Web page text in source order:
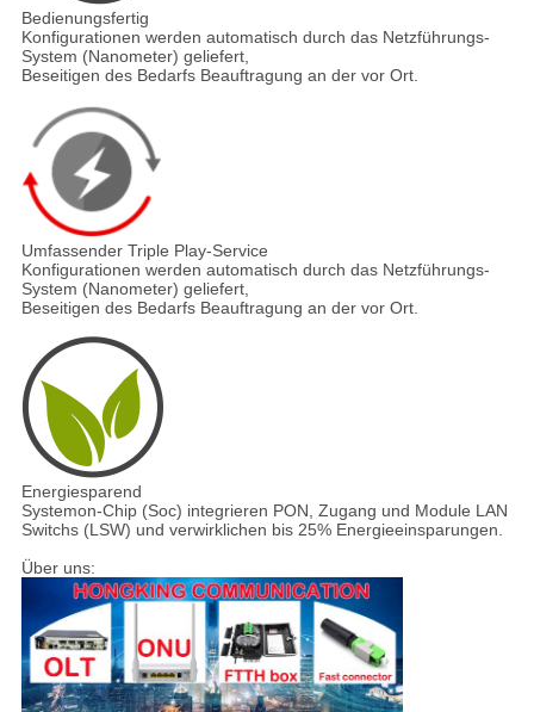
Bedienungsfertig
Konfigurationen werden automatisch durch das Netzführungs-
System (Nanometer) geliefert,
Beseitigen des Bedarfs Beauftragung an der vor Ort.
Umfassender Triple Play-Service
Konfigurationen werden automatisch durch das Netzführungs-
System (Nanometer) geliefert,
Beseitigen des Bedarfs Beauftragung an der vor Ort.
Energiesparend
Systemon-Chip (Soc) integrieren PON, Zugang und Module LAN
Switchs (LSW) und verwirklichen bis 25% Energieeinsparungen.
Über uns: